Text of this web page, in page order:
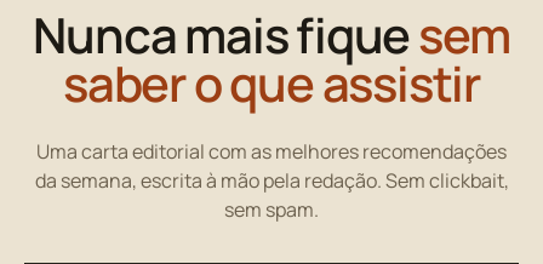
Nunca mais fiquesem
saber o que assistir
Uma carta editorial com as melhores recomendações
da semana, escrita à mão pela redação. Sem clickbait,
sem spam.